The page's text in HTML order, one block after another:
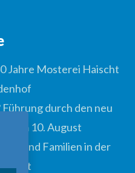
Jahre Mosterei Haischt
durch den neu
am 10. August
und Familien in der